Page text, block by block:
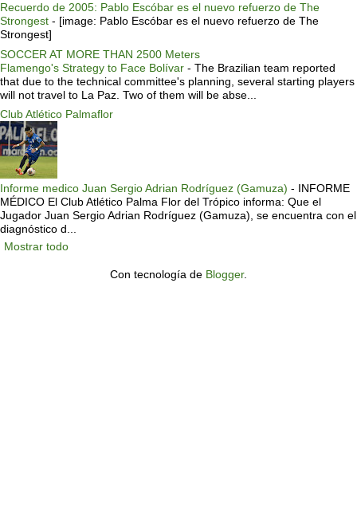
Recuerdo de 2005: Pablo Escóbar es el nuevo refuerzo de The
Strongest - [image: Pablo Escóbar es el nuevo refuerzo de The
Strongest]
SOCCER AT MORE THAN 2500 Meters
Flamengo's Strategy to Face Bolívar - The Brazilian team reported
that due to the technical committee's planning, several starting players
will not travel to La Paz. Two of them will be abse...
Club Atlético Palmaflor
Informe medico Juan Sergio Adrian Rodríguez (Gamuza) - INFORME
MÉDICO El Club Atlético Palma Flor del Trópico informa: Que el
Jugador Juan Sergio Adrian Rodríguez (Gamuza), se encuentra con el
diagnóstico d...
Mostrar todo
Con tecnología de Blogger.